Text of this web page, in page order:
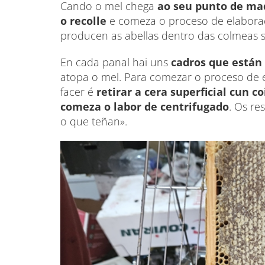
Cando o mel chega ao seu punto de
o recolle e comeza o proceso de
producen as abellas dentro das colmeas
En cada panal hai uns cadros que
atopa o mel. Para comezar o proceso
facer é retirar a cera superficial cun
comeza o labor de centrifugado. Os
o que teñan».